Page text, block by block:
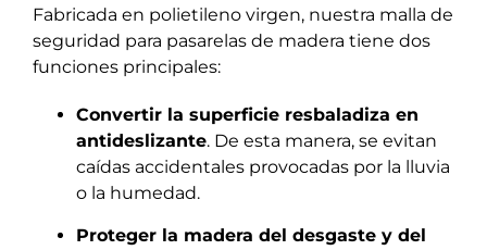
Fabricada en polietileno virgen, nuestra malla de
seguridad para pasarelas de madera tiene dos
funciones principales:
Convertir la superficie resbaladiza en
antideslizante. De esta manera, se evitan
caídas accidentales provocadas por la lluvia
o la humedad.
Proteger la madera del desgaste y del